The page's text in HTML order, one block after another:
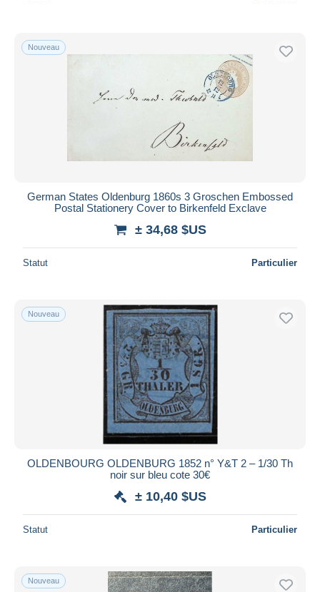
Nouveau
German States Oldenburg 1860s 3 Groschen Embossed
Postal Stationery Cover to Birkenfeld Exclave
± 34,68 $US
Statut Particulier
Nouveau
OLDENBOURG OLDENBURG 1852 n° Y&T 2 – 1/30 Th
noir sur bleu cote 30€
± 10,40 $US
Statut Particulier
Nouveau